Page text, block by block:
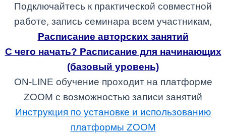
Подключайтесь к практической совместной
работе, запись семинара всем участникам,
Расписание авторских занятий
С чего начать? Расписание для начинающих
(базовый уровень)
ON-LINE обучение проходит на платформе
ZOOM с возможностью записи занятий
Инструкция по установке и использованию
платформы ZOOM